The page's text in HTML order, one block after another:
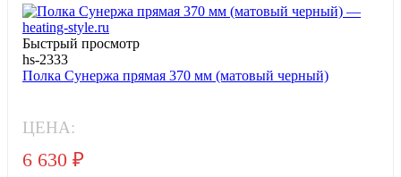
Быстрый просмотр
hs-2333
Полка Сунержа прямая 370 мм (матовый черный)
ЦЕНА:
6 630 ₽